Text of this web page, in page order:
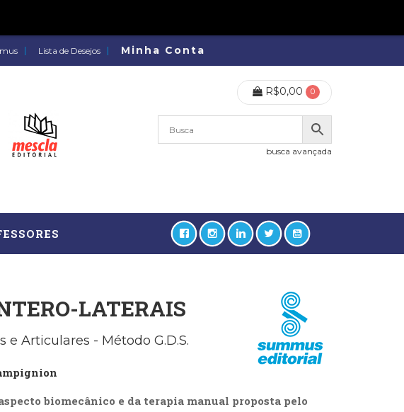
Lista de Desejos Minha Conta
R$0,00 0
busca avançada
Atualidades, Política, Direitos Humanos (133)
Comunicação (232)
LGBTQIA+ (66)
LATERAIS
e Articulares - Método G.D.S.
biomecânico e da terapia manual proposta pelo